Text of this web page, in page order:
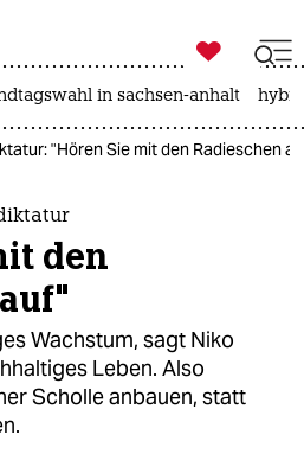
zahl ich
ich

taz zahl ich
in sachsen-anhalt
"Hören Sie mit den Radieschen
den
Wachstum, sagt Niko
Leben. Also
Scholle anbauen, statt